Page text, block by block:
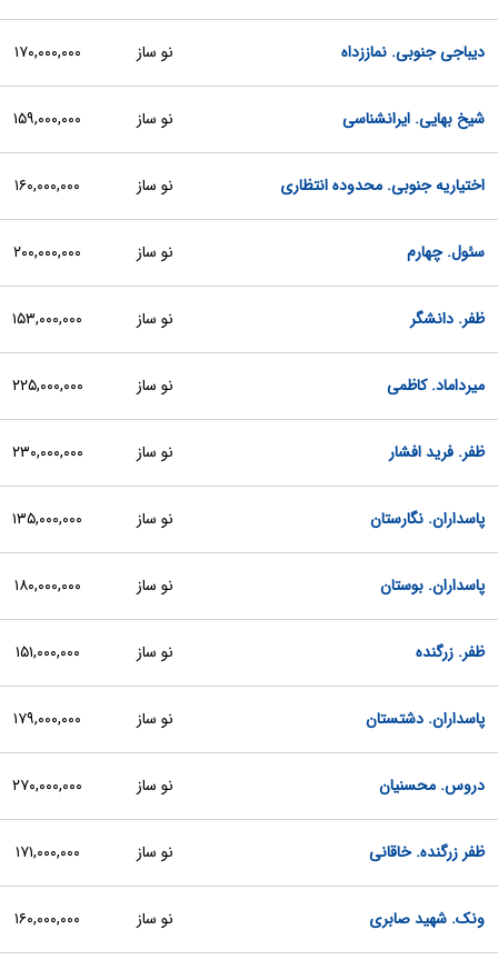
دیباجی جنوبی. نماززداه نو ساز ۱۷۰,۰۰۰,۰۰۰
شیخ بهایی. ایرانشناسی نو ساز ۱۵۹,۰۰۰,۰۰۰
اختیاریه جنوبی. محدوده انتظاری نو ساز ۱۶۰,۰۰۰,۰۰۰
سئول. چهارم نو ساز ۲۰۰,۰۰۰,۰۰۰
ظفر. دانشگر نو ساز ۱۵۳,۰۰۰,۰۰۰
میرداماد. کاظمی نو ساز ۲۲۵,۰۰۰,۰۰۰
ظفر. فرید افشار نو ساز ۲۳۰,۰۰۰,۰۰۰
پاسداران. نگارستان نو ساز ۱۳۵,۰۰۰,۰۰۰
پاسداران. بوستان نو ساز ۱۸۰,۰۰۰,۰۰۰
ظفر. زرگنده نو ساز ۱۵۱,۰۰۰,۰۰۰
پاسداران. دشتستان نو ساز ۱۷۹,۰۰۰,۰۰۰
دروس. محسنیان نو ساز ۲۷۰,۰۰۰,۰۰۰
ظفر زرگنده. خاقانی نو ساز ۱۷۱,۰۰۰,۰۰۰
ونک. شهید صابری نو ساز ۱۶۰,۰۰۰,۰۰۰